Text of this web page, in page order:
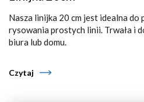
Nasza linijka 20 cm jest idealna
rysowania prostych linii. Trwała i
biura lub domu.
Czytaj